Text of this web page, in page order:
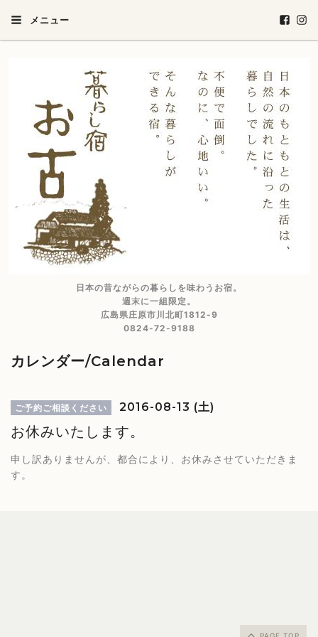
メニュー
日本の昔ながらの暮らしを味わうお宿。
週末に一組限定。
広島県庄原市川北町1812-9
0824-72-9188
カレンダー/Calendar
ご予約ご相談ください 2016-08-13 (土)
お休みいたします。
申し訳ありませんが、都合により、お休みさせていただきま
す。